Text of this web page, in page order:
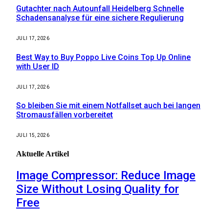
Gutachter nach Autounfall Heidelberg Schnelle
Schadensanalyse für eine sichere Regulierung
JULI 17, 2026
Best Way to Buy Poppo Live Coins Top Up Online
with User ID
JULI 17, 2026
So bleiben Sie mit einem Notfallset auch bei langen
Stromausfällen vorbereitet
JULI 15, 2026
Aktuelle Artikel
Image Compressor: Reduce Image
Size Without Losing Quality for
Free